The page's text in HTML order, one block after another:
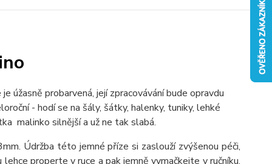
úžasně probarvená, její zpracovávání bude opravdu
- hodí se na šály, šátky, halenky, tuniky, lehké
malinko silnější a už ne tak slabá.
Údržba této jemné příze si zaslouží zvýšenou péči,
properte v ruce a pak jemně vymačkejte v ručníku.